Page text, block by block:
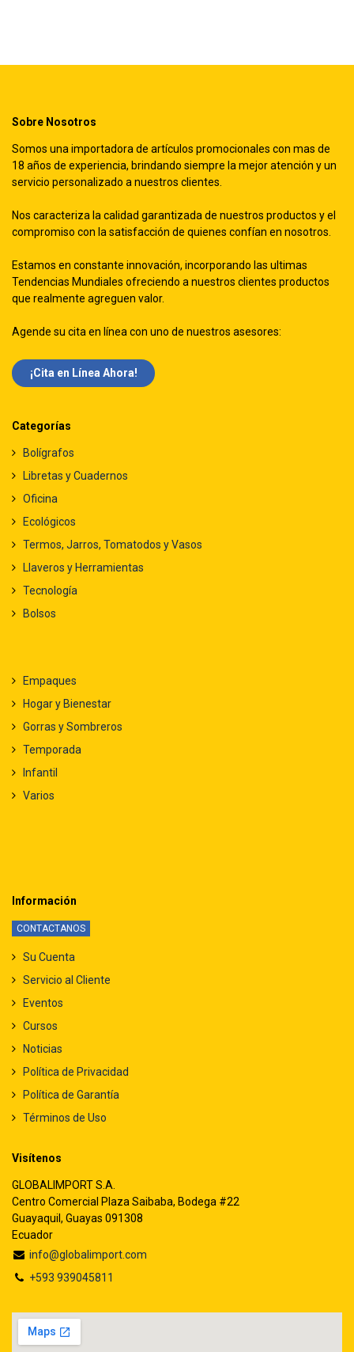
Sobre Nosotros
Somos una importadora de artículos promocionales con mas de
18 años de experiencia, brindando siempre la mejor atención y un
servicio personalizado a nuestros clientes.
Nos caracteriza la calidad garantizada de nuestros productos y el
compromiso con la satisfacción de quienes confían en nosotros.
Estamos en constante innovación, incorporando las ultimas
Tendencias Mundiales ofreciendo a nuestros clientes productos
que realmente agreguen valor.
Agende su cita en línea con uno de nuestros asesores:
¡Cita en Línea Ah​​ora!
Categorías
Bolígrafos
Libretas y Cuadernos
Oficina
Ecológicos
Termos, Jarros, Tomatodos y Vasos
Llaveros y Herramientas
Tecnología
Bolsos
Empaques
Hogar y Bienestar
Gorras y Sombreros
Temporada
Infantil
Varios
Información
CONTACTANOS
Su Cuenta
Servicio al Cliente
Eventos
Cursos
Noticias
Política de Privacidad
Política de Garantía
Términos de Uso
Visítenos
GLOBALIMPORT S.A.
Centro Comercial Plaza Saibaba, Bodega #22
Guayaquil, Guayas 091308
Ecuador
info@globalimport.com
+593 939045811